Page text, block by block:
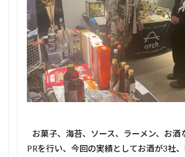
お菓子、海苔、ソース、ラーメン、お酒
PRを行い、今回の実績としてお酒が3社